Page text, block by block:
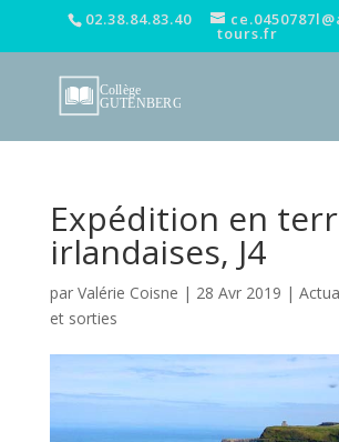
02.38.84.83.40
tours.fr
Expédition en
irlandaises, J4
par Valérie Coisne | 28 Avr 2019 |
et sorties